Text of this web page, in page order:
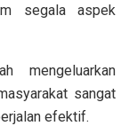
segala aspek
mengeluarkan
sangat
efektif.